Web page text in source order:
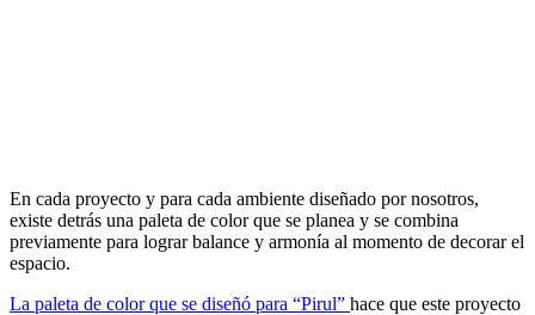
En cada proyecto y para cada ambiente diseñado por nosotros,
existe detrás una paleta de color que se planea y se combina
previamente para lograr balance y armonía al momento de decorar el
espacio.
La paleta de color que se diseñó para “Pirul” hace que este proyecto